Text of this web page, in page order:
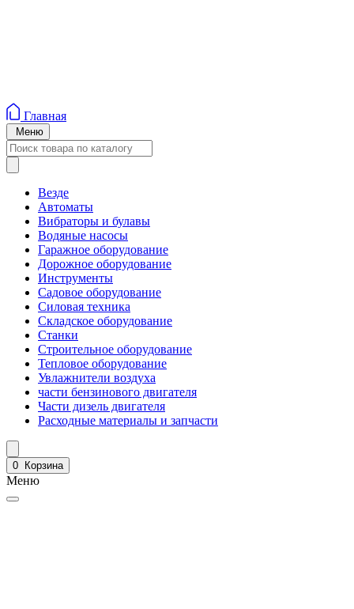
Главная
Меню
Везде
Автоматы
Вибраторы и булавы
Водяные насосы
Гаражное оборудование
Дорожное оборудование
Инструменты
Садовое оборудование
Силовая техника
Складское оборудование
Станки
Строительное оборудование
Тепловое оборудование
Увлажнители воздуха
части бензинового двигателя
Части дизель двигателя
Расходные материалы и запчасти
0 Корзина
Меню